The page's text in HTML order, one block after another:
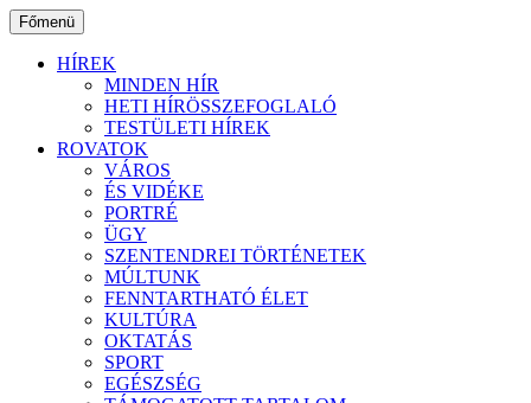
Ugrás
a
tartalomhoz
Főmenü
HÍREK
MINDEN HÍR
HETI HÍRÖSSZEFOGLALÓ
TESTÜLETI HÍREK
ROVATOK
VÁROS
ÉS VIDÉKE
PORTRÉ
ÜGY
SZENTENDREI TÖRTÉNETEK
MÚLTUNK
FENNTARTHATÓ ÉLET
KULTÚRA
OKTATÁS
SPORT
EGÉSZSÉG